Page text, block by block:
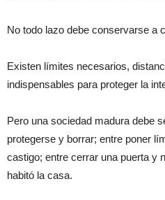
No todo lazo debe conservarse a
Existen límites necesarios,
indispensables para proteger la
Pero una sociedad madura debe
protegerse y borrar; entre poner
castigo; entre cerrar una puerta y
habitó la casa.